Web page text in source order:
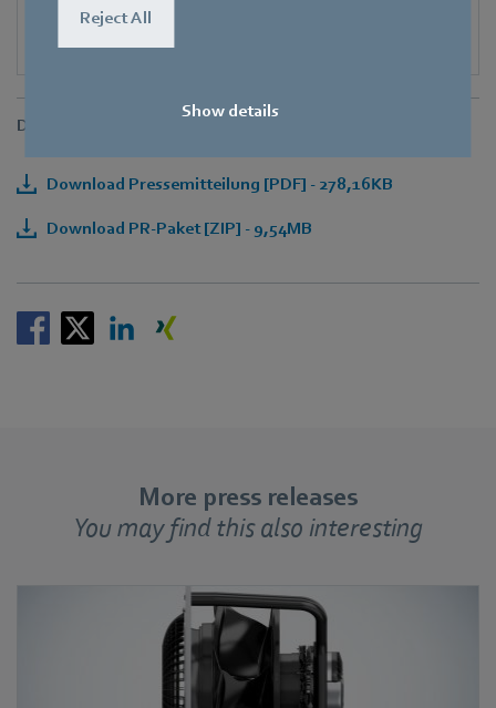
Reject All
Show details
Downloads
Download Pressemitteilung [PDF] - 278,16KB
Download PR-Paket [ZIP] - 9,54MB
More press releases
You may find this also interesting